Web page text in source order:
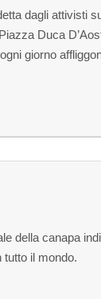
dagli attivisti
Duca
giorno
della canapa
il mondo.